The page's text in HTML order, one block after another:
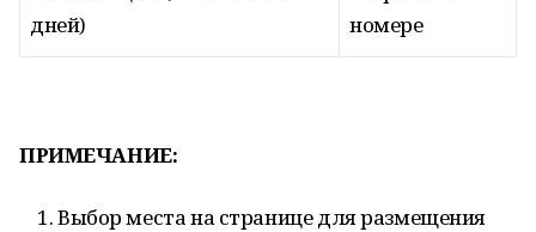
дней)
номере
ПРИМЕЧАНИЕ:
Выбор места на странице для размещения